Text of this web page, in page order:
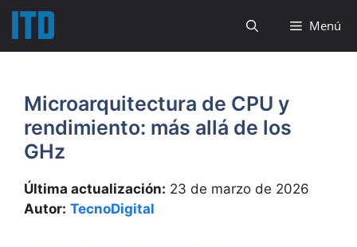
Saltar
contenido
Menú
Microarquitectura de CPU y
rendimiento: más allá de los
GHz
Última actualización: 23 de marzo de 2026
Autor: TecnoDigital